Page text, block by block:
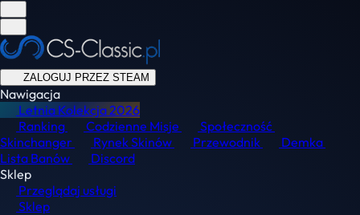
ZALOGUJ PRZEZ STEAM
Nawigacja
Letnia Kolekcja2026
Ranking
Codzienne Misje
Społeczność
Skinchanger
Rynek Skinów Przewodnik
Demka
Lista Banów
Discord
Sklep
Przeglądaj usługi
Sklep